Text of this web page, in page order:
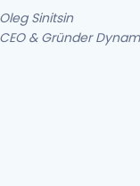
Oleg Sinitsin
CEO & Gründer